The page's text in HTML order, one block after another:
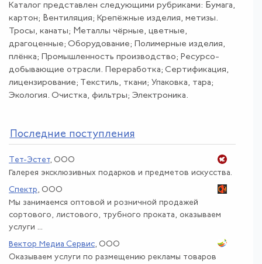
Каталог представлен следующими рубриками: Бумага,
картон; Вентиляция; Крепёжные изделия, метизы.
Тросы, канаты; Металлы чёрные, цветные,
драгоценные; Оборудование; Полимерные изделия,
плёнка; Промышленность производство; Ресурсо-
добывающие отрасли. Переработка; Сертификация,
лицензирование; Текстиль, ткани; Упаковка, тара;
Экология. Очистка, фильтры; Электроника.
Последние поступления
Тет-Эстет, ООО
Галерея эксклюзивных подарков и предметов искусства.
Спектр , ООО
Мы занимаемся оптовой и розничной продажей
сортового, листового, трубного проката, оказываем
услуги ...
Вектор Медиа Сервис, ООО
Оказываем услуги по размещению рекламы товаров